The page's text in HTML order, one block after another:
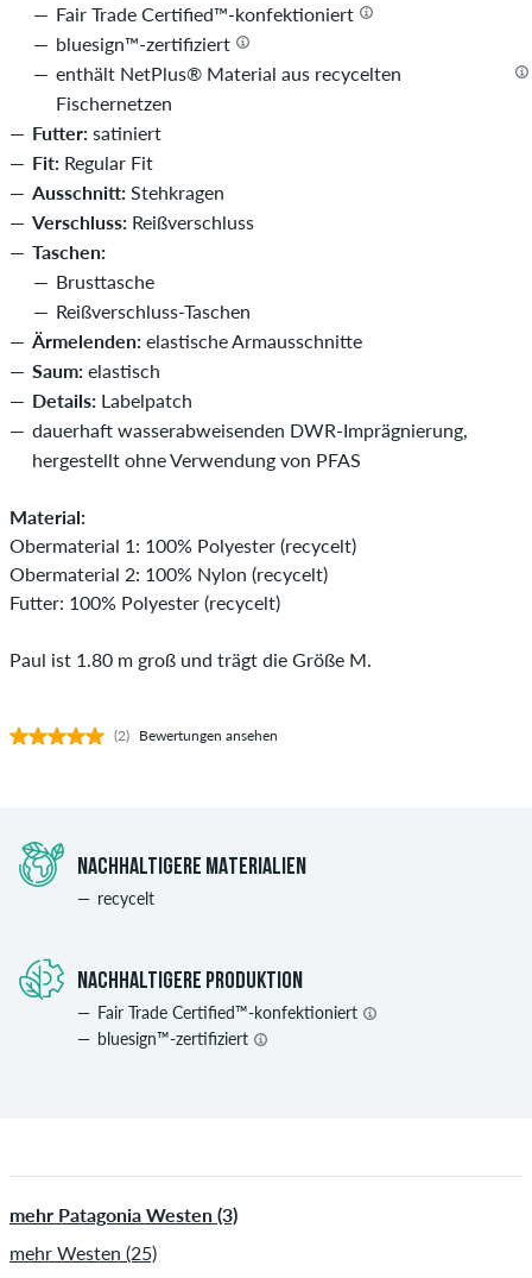
Fair Trade Certified™-konfektioniert
bluesign™-zertifiziert
enthält NetPlus® Material aus recycelten
Fischernetzen
Futter: satiniert
Fit: Regular Fit
Ausschnitt: Stehkragen
Verschluss: Reißverschluss
Taschen:
Brusttasche
Reißverschluss-Taschen
Ärmelenden: elastische Armausschnitte
Saum: elastisch
Details: Labelpatch
dauerhaft wasserabweisenden DWR-Imprägnierung,
hergestellt ohne Verwendung von PFAS
Material:
Obermaterial 1: 100% Polyester (recycelt)
Obermaterial 2: 100% Nylon (recycelt)
Futter: 100% Polyester (recycelt)
Paul ist 1.80 m groß und trägt die Größe M.
(2) Bewertungen ansehen
NACHHALTIGERE MATERIALIEN
recycelt
NACHHALTIGERE PRODUKTION
Fair Trade Certified™-konfektioniert
bluesign™-zertifiziert
mehr Patagonia Westen (3)
mehr Westen (25)